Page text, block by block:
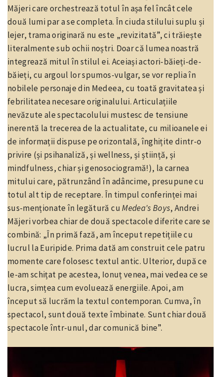
Măjeri care orchestrează totul în așa fel încât cele
două lumi par a se completa. În ciuda stilului suplu și
lejer, trama originară nu este „revizitată”, ci trăiește
literalmente sub ochii noștri. Doar că lumea noastră
integrează mitul în stilul ei. Aceiași actori-băieți-de-
băieți, cu argoul lor spumos-vulgar, se vor replia în
nobilele personaje din Medeea, cu toată gravitatea și
febrilitatea necesare originalului. Articulațiile
nevăzute ale spectacolului mustesc de tensiune
inerentă la trecerea de la actualitate, cu milioanele ei
de informații dispuse pe orizontală, înghițite dintr-o
privire (și psihanaliză, și wellness, și știință, și
mindfulness, chiar și genosociogramă!), la carnea
mitului care, pătrunzând în adâncime, presupune cu
totul alt tip de receptare. În timpul conferinței mai
sus-menționate în legătură cuMedea's Boys, Andrei
Măjeri vorbea chiar de două spectacole diferite care se
combină: „În primă fază, am început repetițiile cu
lucrul la Euripide. Prima dată am construit cele patru
momente care folosesc textul antic. Ulterior, după ce
le-am schițat pe acestea, Ionuț venea, mai vedea ce se
lucra, simțea cum evoluează energiile. Apoi, am
început să lucrăm la textul contemporan. Cumva, în
spectacol, sunt două texte îmbinate. Sunt chiar două
spectacole într-unul, dar comunică bine”.